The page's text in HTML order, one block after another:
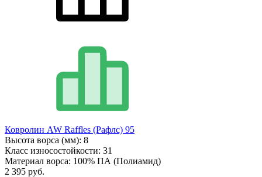
Ковролин AW Raffles (Рафлс) 95
Высота ворса (мм): 8
Класс износостойкости: 31
Материал ворса: 100% ПА (Полиамид)
2 395 руб.